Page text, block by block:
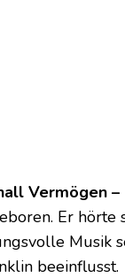
Vermögen –
Er
Musik
beeinflusst.